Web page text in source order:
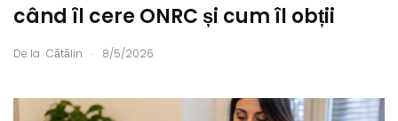
când îl cere ONRC și cum îl obții
De la Cătălin . 8/5/2026